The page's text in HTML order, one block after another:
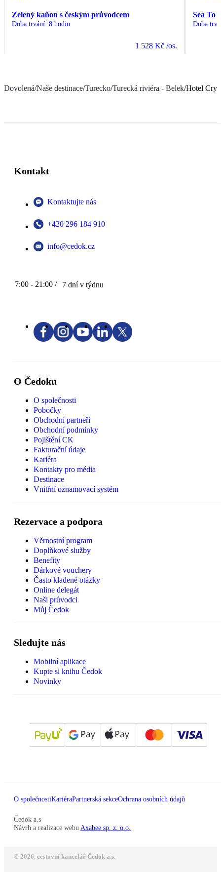
Zelený kaňon s českým průvodcem
Doba trvání: 8 hodin
1 528 Kč /os.
Sea To
Doba
Dovolená/Naše destinace/Turecko/Turecká riviéra - Belek/Hotel
Kontakt
Kontaktujte nás
+420 296 184 910
info@cedok.cz
7:00 - 21:00 / 7 dní v týdnu
O Čedoku
O společnosti
Pobočky
Obchodní partneři
Obchodní podmínky
Pojištění CK
Fakturační údaje
Kariéra
Kontakty pro média
Destinace
Vnitřní oznamovací systém
Rezervace a podpora
Věrnostní program
Doplňkové služby
Benefity
Dárkové vouchery
Často kladené otázky
Online delegát
Naši průvodci
Můj Čedok
Sledujte nás
Mobilní aplikace
Kupte si knihu Čedok
Novinky
O společnostiKariéraPartnerská sekceOchrana osobních údajů
Čedok a.s
Návrh a realizace webu Axabee sp. z. o.o.
© 2026, cestovní kancelář Čedok a.s.